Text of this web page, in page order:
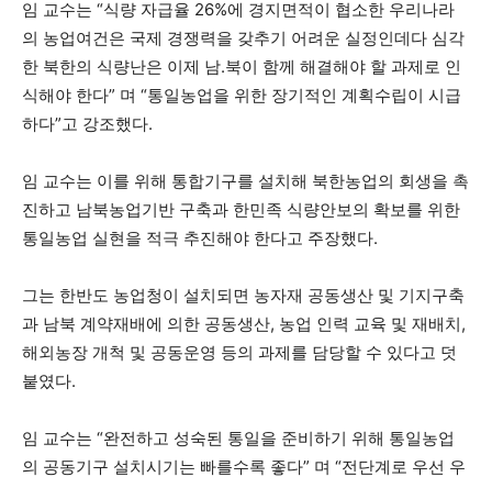
임 교수는 “식량 자급율 26%에 경지면적이 협소한 우리나라
의 농업여건은 국제 경쟁력을 갖추기 어려운 실정인데다 심각
한 북한의 식량난은 이제 남.북이 함께 해결해야 할 과제로 인
식해야 한다” 며 “통일농업을 위한 장기적인 계획수립이 시급
하다”고 강조했다.
임 교수는 이를 위해 통합기구를 설치해 북한농업의 회생을 촉
진하고 남북농업기반 구축과 한민족 식량안보의 확보를 위한
통일농업 실현을 적극 추진해야 한다고 주장했다.
그는 한반도 농업청이 설치되면 농자재 공동생산 및 기지구축
과 남북 계약재배에 의한 공동생산, 농업 인력 교육 및 재배치,
해외농장 개척 및 공동운영 등의 과제를 담당할 수 있다고 덧
붙였다.
임 교수는 “완전하고 성숙된 통일을 준비하기 위해 통일농업
의 공동기구 설치시기는 빠를수록 좋다” 며 “전단계로 우선 우